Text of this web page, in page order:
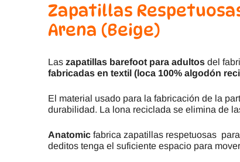
Zapatillas
Arena (Beige)
Las zapatillas barefoot para adultos del
fabricadas en textil (loca 100% algodón
El material usado para la fabricación de la
durabilidad. La lona reciclada se elimina de
Anatomic fabrica zapatillas respetuosas
deditos tenga el suficiente espacio para